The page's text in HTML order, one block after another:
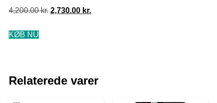
4,200.00kr. 2,730.00 kr.
KØB NU
Relaterede varer